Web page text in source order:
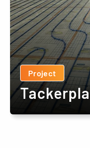
Project